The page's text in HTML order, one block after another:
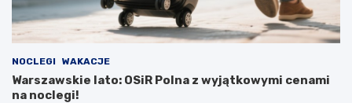
NOCLEGI WAKACJE
Warszawskie lato: OSiR Polna z wyjątkowymi cenami
na noclegi!